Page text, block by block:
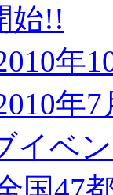
始!!
年
年
イベ